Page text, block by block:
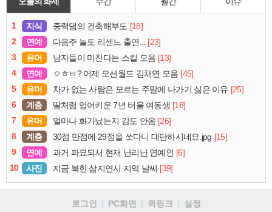
1 지식 중력댐의 건축해부도 [18]
2
연예 다음주 놀토 리센느 출연... [23]
3
유머 남자들이 미친다는 스킬 모음 [13]
4
연예 ㅇㅎㅂ? 어제 오션월드 김채연 모음 [45]
5
유머 차가 없는 사람은 모르는 주말에 나가기 싫은 이유 [25]
6
계층 딸처럼 업어키운 7년 터울 여동생 [18]
7
유머 얼마나 화가났는지 감도 안옴 [26]
8
계층 30점 만점에 29점을 쏘다니 대단하시네요.jpg [15]
9
연예 과거 파묘되서 현재 난리난 연예인 [6]
10
사진 지금 북한 삼지연시 지역 날씨 [39]
로그인 PC화면 퀵링크 설정